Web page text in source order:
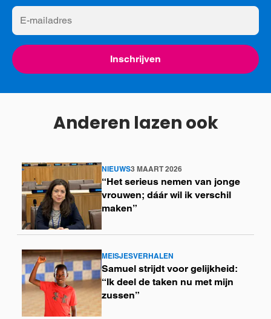
E-
mailadres
Inschrijven
Anderen lazen ook
NIEUWS3 MAART 2026
“Het serieus nemen van jonge
vrouwen; dáár wil ik verschil
maken”
Lees
meer
MEISJESVERHALEN
Samuel strijdt voor gelijkheid:
“Ik deel de taken nu met mijn
zussen”
Lees
meer